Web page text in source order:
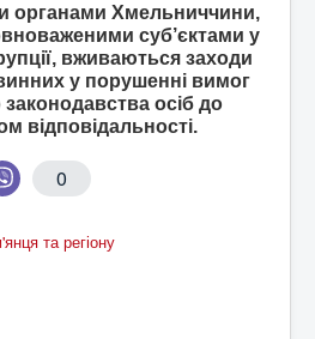
органами Хмельниччини,
суб’єктами у
вживаються заходи
у порушенні вимог
осіб до
відповідальності.
0
та регіону